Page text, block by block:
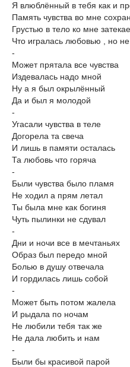
Я влюблённый в тебя как и
Память чувства во мне
Грустью в тело ко мне
Что игралась любовью , но
-
Может прятала все чувства
Издевалась надо мной
Ну а я был окрылённый
Да и был я молодой
-
Угасали чувства в теле
Догорела та свеча
И лишь в памяти осталась
Та любовь что горяча
-
Были чувства было пламя
Не ходил а прям летал
Ты была мне как богиня
Чуть пылинки не сдувал
-
Дни и ночи все в мечтаньях
Образ был передо мной
Болью в душу отвечала
И гордилась лишь собой
-
Может быть потом жалела
И рыдала по ночам
Не любили тебя так же
Не дала любить и нам
-
Были бы красивой парой